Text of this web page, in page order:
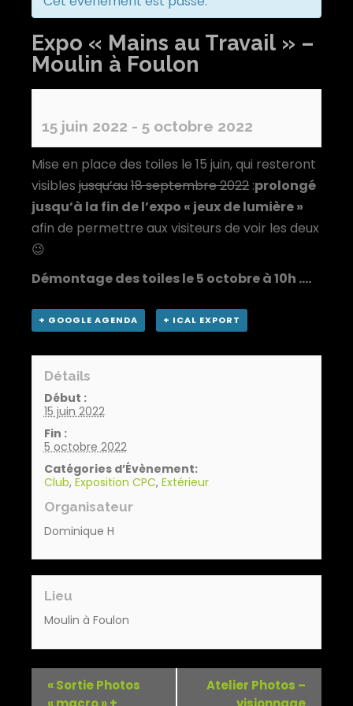
Expo « Mains au Travail » –
Moulin à Foulon
15 juin 2022 - 5 octobre 2022
Mise en place des toiles le 15 juin, qui resteront
visibles jusqu’au18 septembre 2022 :prolongé
jusqu’à la fin de l’expo « jeux de lumière »
afin de permettre aux visiteurs de voir les deux
😉
Démontage des toiles le 5 octobre à 10h ….
+ GOOGLE AGENDA + ICAL EXPORT
Détails
Début :
15 juin 2022
Fin :
5 octobre 2022
Catégories d’Évènement:
Club, Exposition CPC, Extérieur
Organisateur
Dominique H
Lieu
Moulin à Foulon
«Sortie Photos
Atelier Photos –